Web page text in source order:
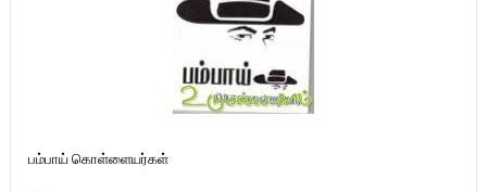
பம்பாய் கொள்ளையர்கள்